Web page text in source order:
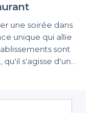
une soirée dans
unique qui allie
sont
s'agisse d'un
sortie entre
avec soin
Privateaser